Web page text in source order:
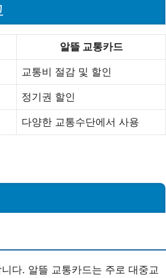
알뜰 교통카드
교통비 절감 및 할인
정기권 할인
다양한 교통수단에서 사용
다. 알뜰 교통카드는 주로 대중교